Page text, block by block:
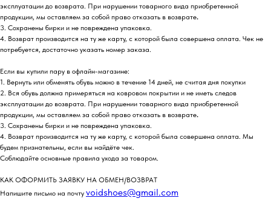
эксплуатации до возврата. При нарушении товарного вида приобретенной
продукции, мы оставляем за собой право отказать в возврате.
3. Сохранены бирки и не повреждена упаковка.
4. Возврат производится на ту же карту, с которой была совершена оплата. Чек не
потребуется, достаточно указать номер заказа.
Если вы купили пару в офлайн-магазине:
1. Вернуть или обменять обувь можно в течение 14 дней, не считая дня покупки
2. Вся обувь должна примеряться на ковровом покрытии и не иметь следов
эксплуатации до возврата. При нарушении товарного вида приобретенной
продукции, мы оставляем за собой право отказать в возврате.
3. Сохранены бирки и не повреждена упаковка.
4. Возврат производится на ту же карту, с которой была совершена оплата. Мы
будем признательны, если вы найдёте чек.
Соблюдайте основные правила ухода за товаром.
КАК ОФОРМИТЬ ЗАЯВКУ НА ОБМЕН/ВОЗВРАТ
Напишите письмо на почту voidshoes@gmail.com